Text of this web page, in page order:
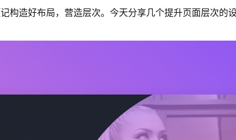
构造好布局，营造层次。今天分享几个提升页面层次的设